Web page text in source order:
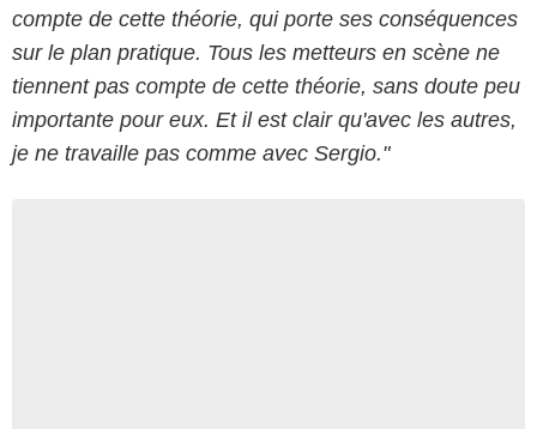
compte de cette théorie, qui porte ses conséquences
sur le plan pratique. Tous les metteurs en scène ne
tiennent pas compte de cette théorie, sans doute peu
importante pour eux. Et il est clair qu'avec les autres,
je ne travaille pas comme avec Sergio."